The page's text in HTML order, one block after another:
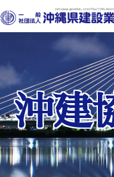
沖建